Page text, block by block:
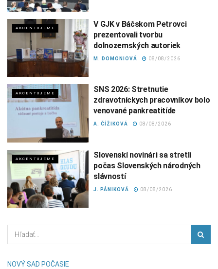
AKCENTUJEME
V GJK v Báčskom Petrovci
prezentovali tvorbu
dolnozemských autoriek
M. DOMONIOVÁ 08/08/2026
AKCENTUJEME
SNS 2026: Stretnutie
zdravotníckych pracovníkov bolo
venované pankreatitíde
A. ČÍŽIKOVÁ 08/08/2026
AKCENTUJEME
Slovenskí novinári sa stretli
počas Slovenských národných
slávností
J. PÁNIKOVÁ 08/08/2026
NOVÝ SAD POČASIE